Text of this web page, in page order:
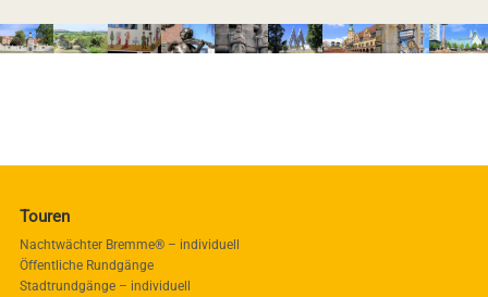
Touren
Nachtwächter Bremme® – individuell
Öffentliche Rundgänge
Stadtrundgänge – individuell